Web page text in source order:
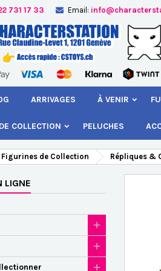
731 17 33 Email:
ARRIVAGES À VENIR
COLLECTION PELUCHES
Figurines de Collection Répliques &
LIGNE